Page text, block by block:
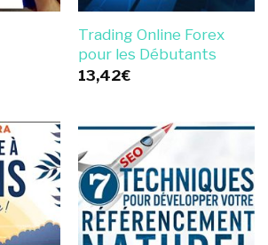
Trading Online Forex
pour les Débutants
13,42€